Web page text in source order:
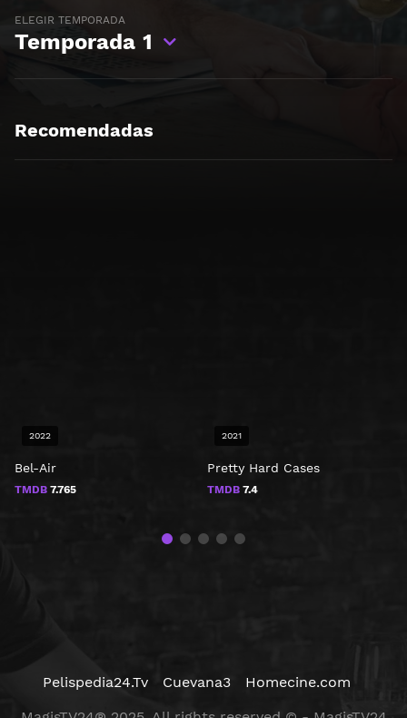
ELEGIR TEMPORADA
Temporada 1
Recomendadas
Bel-Air
TMDB 7.765
2022
Pretty Hard Cases
TMDB 7.4
2021
Pelispedia24.Tv Cuevana3
Homecine.com